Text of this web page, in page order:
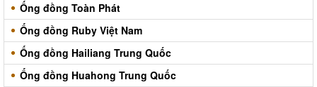
Ống đồng Toàn Phát
Ống đồng Ruby Việt Nam
Ống đồng Hailiang Trung Quốc
Ống đồng Huahong Trung Quốc